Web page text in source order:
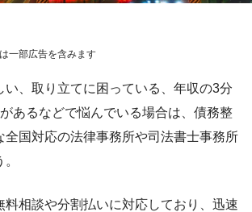
一部広告を含みます
い、取り立てに困っている、年収の3分
あるなどで悩んでいる場合は、債務整
全国対応の法律事務所や司法書士事務所
料相談や分割払いに対応しており、迅速